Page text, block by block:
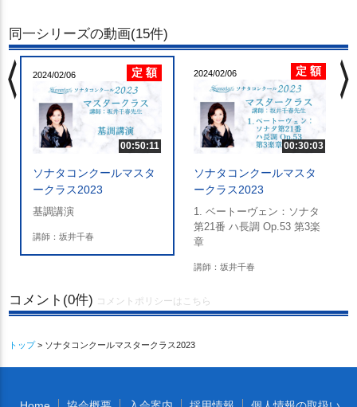
同一シリーズの動画(15件)
2024/02/06 定 額
00:50:11
ソナタコンクールマスタ
ークラス2023
基調講演
講師：坂井千春
2024/02/06 定 額
00:30:03
ソナタコンクールマスタ
ークラス2023
1. ベートーヴェン：ソナタ
第21番 ハ長調 Op.53 第3楽
章
講師：坂井千春
chevron_left chevron_right
コメント(0件) コメントポリシーはこちら
トップ> ソナタコンクールマスタークラス2023